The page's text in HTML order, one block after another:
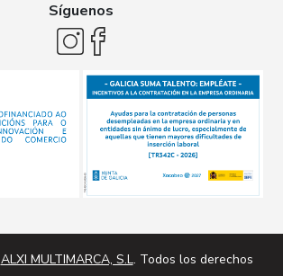
Síguenos
ALXI MULTIMARCA, S.L. Todos los derechos